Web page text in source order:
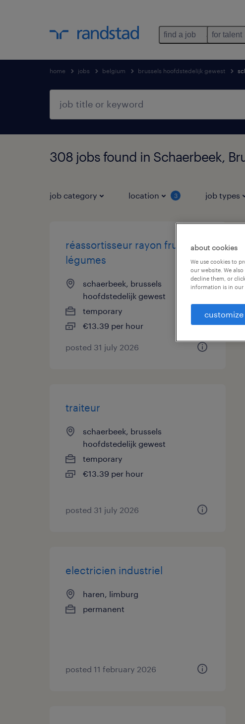
find a job for talent
home jobs belgium brussels hoofdstedelijk gewest
308 jobs found in Schaerbeek,
job category location 3 job types
réassortisseur rayon fruits &
légumes
schaerbeek, brussels
hoofdstedelijk gewest
temporary
€13.39 per hour
posted 31 july 2026
traiteur
schaerbeek, brussels
hoofdstedelijk gewest
temporary
€13.39 per hour
posted 31 july 2026
electricien industriel
haren, limburg
permanent
posted 11 february 2026
about cookies
We use cookies to
our website. We
decline them, or
information is in our
customize